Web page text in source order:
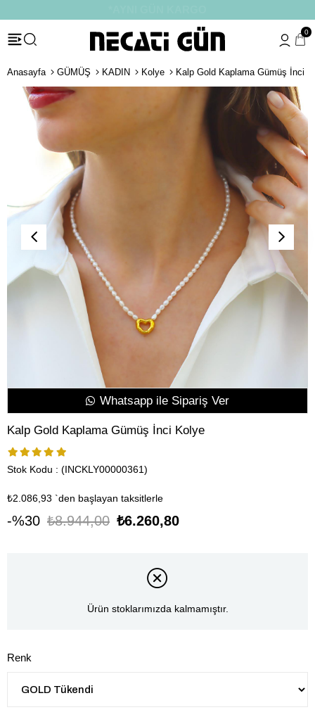
0
Anasayfa GÜMÜŞ KADIN Kolye Kalp Gold Kaplama Gümüş İnci
Whatsapp ile Sipariş Ver
Kalp Gold Kaplama Gümüş İnci Kolye
Stok Kodu (INCKLY00000361)
₺2.086,93 `den başlayan taksitlerle
30 ₺8.944,00 ₺6.260,80
Ürün stoklarımızda kalmamıştır.
Renk